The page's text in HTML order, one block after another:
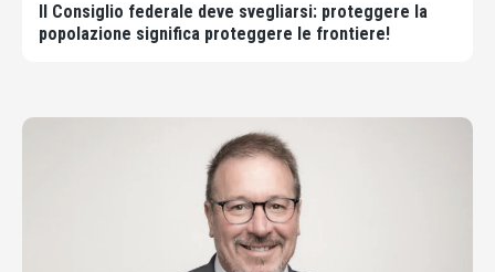
Il Consiglio federale deve svegliarsi: proteggere la
popolazione significa proteggere le frontiere!